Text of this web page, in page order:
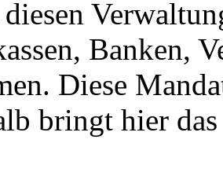
Banken,
Diese
bringt hier